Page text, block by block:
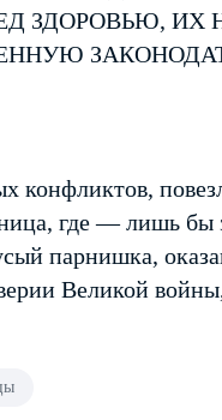
ЗДОРОВЬЮ, ИХ
где — лишь бы
парнишка,
Великой